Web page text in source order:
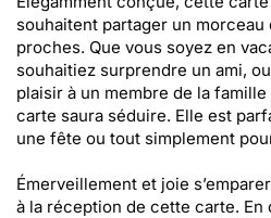
souhaitent partager un
proches. Que vous soyez en
souhaitiez surprendre un ami,
plaisir à un membre de la
carte saura séduire. Elle est
une fête ou tout simplement
Émerveillement et joie
à la réception de cette carte. En